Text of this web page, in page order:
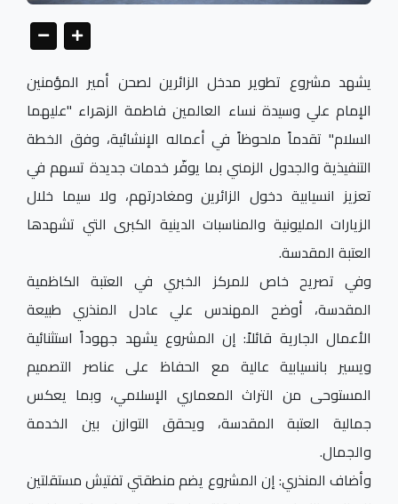
يشهد مشروع تطوير مدخل الزائرين لصحن أمير المؤمنين
الإمام علي وسيدة نساء العالمين فاطمة الزهراء "عليهما
السلام" تقدماً ملحوظاً في أعماله الإنشائية، وفق الخطة
التنفيذية والجدول الزمني بما يوفّر خدمات جديدة تسهم في
تعزيز انسيابية دخول الزائرين ومغادرتهم، ولا سيما خلال
الزيارات المليونية والمناسبات الدينية الكبرى التي تشهدها
العتبة المقدسة.
وفي تصريح خاص للمركز الخبري في العتبة الكاظمية
المقدسة، أوضح المهندس علي عادل المنذري طبيعة
الأعمال الجارية قائلاً: إن المشروع يشهد جهوداً استثنائية
ويسير بانسيابية عالية مع الحفاظ على عناصر التصميم
المستوحى من التراث المعماري الإسلامي، وبما يعكس
جمالية العتبة المقدسة، ويحقق التوازن بين الخدمة
والجمال.
وأضاف المنذري: إن المشروع يضم منطقتي تفتيش مستقلتين